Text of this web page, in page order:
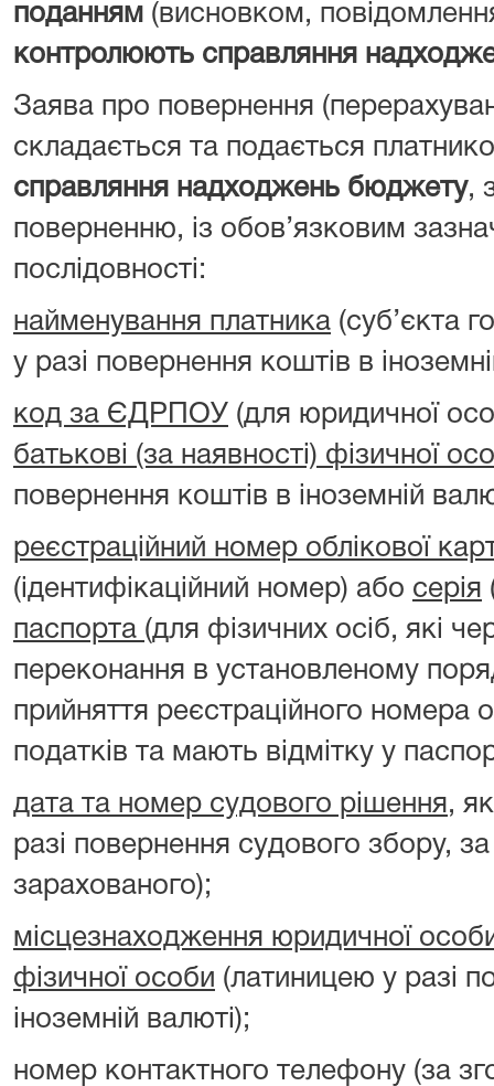
поданням (висновком,
контролюють справляння
Заява про повернення
складається та подається
справляння надходжень бюджету,
поверненню, із обов’язковим
послідовності:
найменування платника (суб’єкта
у разі повернення коштів в
код за ЄДРПОУ (для юридичної
батькові (за наявності) фізичної
повернення коштів в іноземній
реєстраційний номер облікової
(ідентифікаційний номер) або серія
паспорта (для фізичних осіб, які
переконання в установленому
прийняття реєстраційного номера
податків та мають відмітку у
дата та номер судового рішення,
разі повернення судового збору,
зарахованого);
місцезнаходження юридичної
фізичної особи (латиницею у разі
іноземній валюті);
номер контактного телефону (за